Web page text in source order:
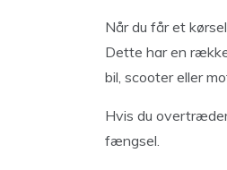
Når du får et
Dette har en
bil, scooter eller
Hvis du
fængsel.